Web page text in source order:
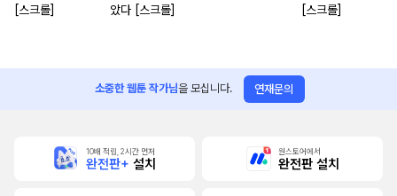
[스크롤]
았다 [스크롤]
[스크롤]
소중한 웹툰 작가님을 모십니다. 연재문의
10배 적립, 2시간 먼저
완전판+ 설치
원스토어에서
완전판 설치